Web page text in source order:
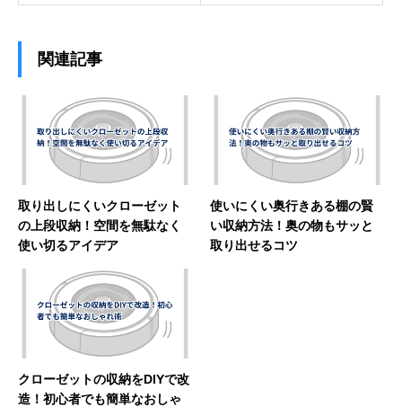
関連記事
取り出しにくいクローゼット
の上段収納！空間を無駄なく
使い切るアイデア
使いにくい奥行きある棚の賢
い収納方法！奥の物もサッと
取り出せるコツ
クローゼットの収納をDIYで改
造！初心者でも簡単なおしゃ